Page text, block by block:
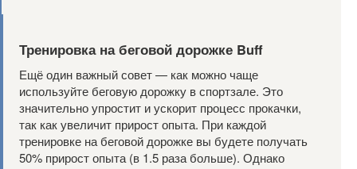
Тренировка на беговой дорожке Buff
Ещё один важный совет — как можно чаще
используйте беговую дорожку в спортзале. Это
значительно упростит и ускорит процесс прокачки,
так как увеличит прирост опыта. При каждой
тренировке на беговой дорожке вы будете получать
50% прирост опыта (в 1.5 раза больше). Однако